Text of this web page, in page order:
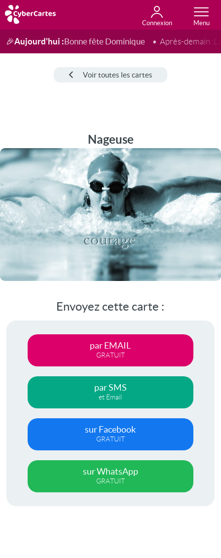
Connexion
Anniversaire
Fête du jour
Amour
Amitié
Merci
Toutes les cartes
🎉Aujourd'hui :Bonne fête Dominique Après-demain :
Voir toutes les cartes
Nageuse
Envoyez cette carte :
par EMAIL
GRATUIT
par SMS
et Email
sur Facebook
GRATUIT
sur WhatsApp
GRATUIT